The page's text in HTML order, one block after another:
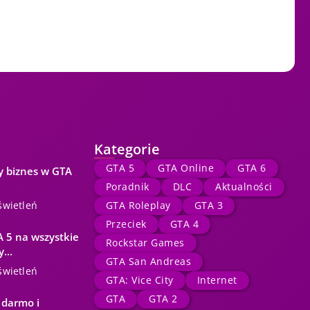
biznes w GTA
5 na wszystkie
darmo i
Kategorie
GTA 5 GTA Online
GTA 6
Poradnik
DLC
Aktualności
GTA Roleplay
GTA 3
Przeciek
GTA 4
Rockstar Games
GTA San Andreas
GTA: Vice City
Internet
GTA
GTA 2